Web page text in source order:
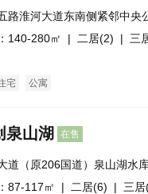
路淮河大道东南侧紧邻中央
140-280㎡ | 二居(2) | 三
宅 公寓
泉山湖 在售
道（原206国道）泉山湖水
87-117㎡ | 二居(6) | 三居